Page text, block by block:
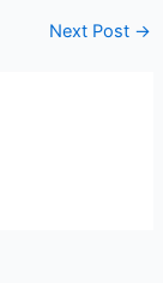
Next Post →